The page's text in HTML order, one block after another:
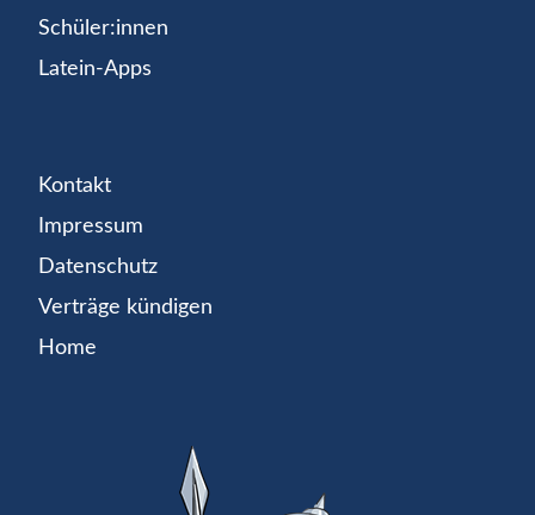
Schüler:innen
Latein-Apps
Kontakt
Impressum
Datenschutz
Verträge kündigen
Home